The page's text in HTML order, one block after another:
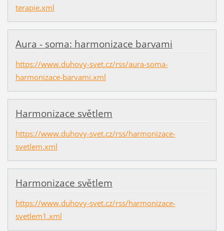
terapie.xml
Aura - soma: harmonizace barvami
https://www.duhovy-svet.cz/rss/aura-soma-
harmonizace-barvami.xml
Harmonizace světlem
https://www.duhovy-svet.cz/rss/harmonizace-
svetlem.xml
Harmonizace světlem
https://www.duhovy-svet.cz/rss/harmonizace-
svetlem1.xml